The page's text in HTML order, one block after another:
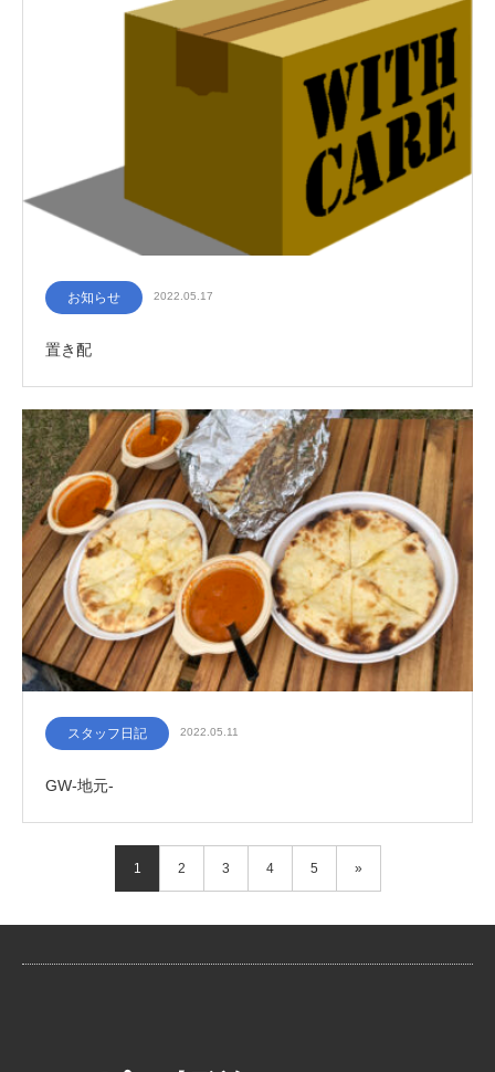
お知らせ 2022.05.17
置き配
スタッフ日記 2022.05.11
GW-地元-
1 2 3 4 5 »